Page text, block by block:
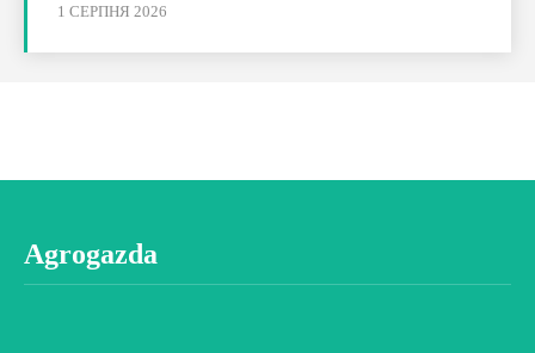
1 СЕРПНЯ 2026
Agrogazda